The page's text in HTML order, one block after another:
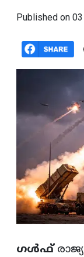
Published on
ഗൾഫ്